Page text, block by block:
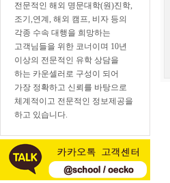
전문적인 해외 명문대학(원)진학,
조기,연계, 해외 캠프, 비자 등의
각종 수속 대행을 희망하는
고객님들을 위한 코너이며 10년
이상의 전문적인 유학 상담을
하는 카운셀러로 구성이 되어
가장 정확하고 신뢰를 바탕으로
체계적이고 전문적인 정보제공을
하고 있습니다.